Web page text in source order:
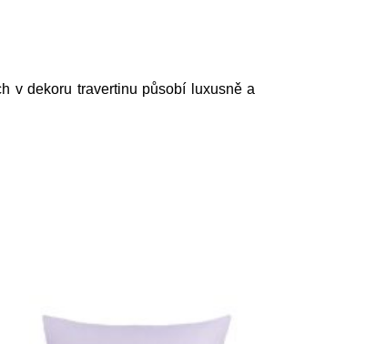
v dekoru travertinu působí luxusně a